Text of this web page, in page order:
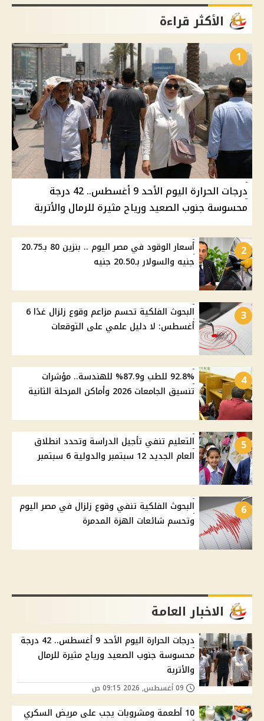
الأكثر قراءة
1
درجات الحرارة اليوم الأحد 9 أغسطس.. 42 درجة
محسوسة جنوب الصعيد ورياح مثيرة للرمال والأتربة
2
أسعار الوقود في مصر اليوم .. بنزين 80 بـ20.75
جنيه والسولار بـ20.50 جنيه
3
البحوث الفلكية تحسم مزاعم وقوع زلزال غدًا 6
أغسطس: لا دليل علمي على التوقعات
4
92.8% للطب و87.9% للهندسة.. مؤشرات
تنسيق الجامعات 2026 وأماكن المرحلة الثانية
5
التعليم تنفي تأجيل الدراسة وتحدد انطلاق
العام الجديد 12 سبتمبر والدولية 6 سبتمبر
6
البحوث الفلكية تنفي وقوع زلزال في مصر اليوم
وتحسم شائعات الهزة المدمرة
الاخبار العامة
درجات الحرارة اليوم الأحد 9 أغسطس.. 42 درجة
محسوسة جنوب الصعيد ورياح مثيرة للرمال
والأتربة
10 أطعمة ومشروبات يجب على مريض السكري